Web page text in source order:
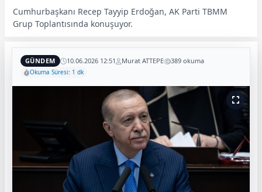
Cumhurbaşkanı Recep Tayyip Erdoğan, AK Parti TBMM
Grup Toplantısında konuşuyor.
GÜNDEM 10.06.2026 12:51 Murat ATTEPE 389 okuma
Okuma Süresi: 1 dk